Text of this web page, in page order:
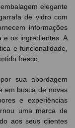
elegante
de vidro com
informações
e os ingredientes. A
e funcionalidade,
fresco.
sua abordagem
em busca de novas
e experiências
uma marca de
aos seus clientes